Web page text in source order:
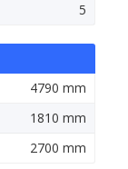
5
4790 mm
1810 mm
2700 mm